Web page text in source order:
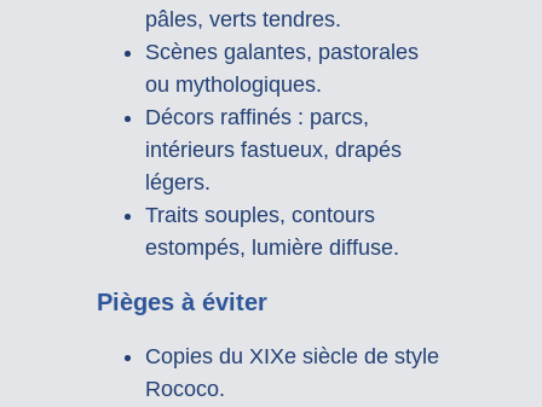
pâles, verts tendres.
Scènes galantes, pastorales
ou mythologiques.
Décors raffinés : parcs,
intérieurs fastueux, drapés
légers.
Traits souples, contours
estompés, lumière diffuse.
Pièges à éviter
Copies du XIXe siècle de style
Rococo.